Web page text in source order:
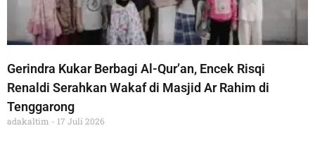
Gerindra Kukar Berbagi Al-Qur’an, Encek Risqi
Renaldi Serahkan Wakaf di Masjid Ar Rahim di
Tenggarong
adakaltim 17 Juli 2026